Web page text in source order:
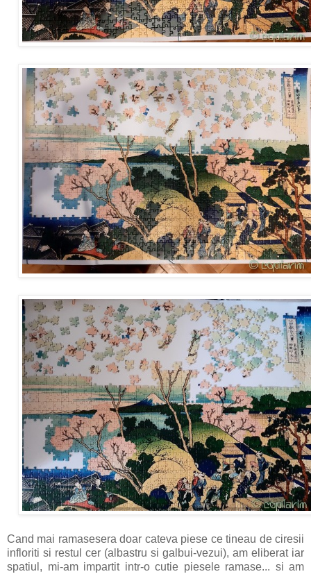
Cand mai ramasesera doar cateva piese ce tineau de ciresii
infloriti si restul cer (albastru si galbui-vezui), am eliberat iar
spatiul, mi-am impartit intr-o cutie piesele ramase... si am